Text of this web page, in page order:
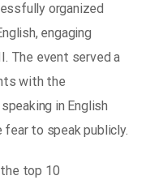
organized
engaging
The event served a
with the
in English
fear to speak publicly.
top 10